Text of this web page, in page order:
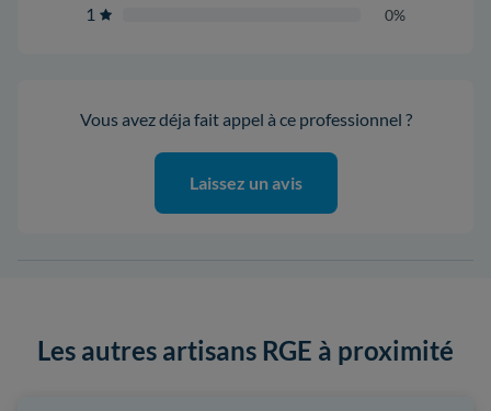
1 0%
Vous avez déja fait appel à ce professionnel ?
Laissez un avis
Les autres artisans RGE à proximité